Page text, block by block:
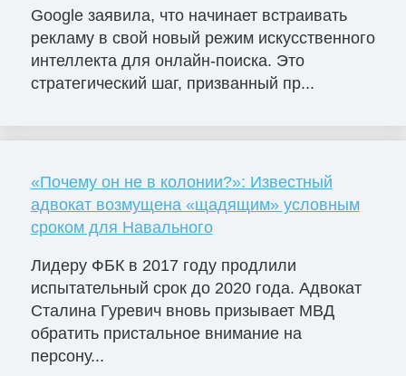
Google заявила, что начинает встраивать
рекламу в свой новый режим искусственного
интеллекта для онлайн-поиска. Это
стратегический шаг, призванный пр...
«Почему он не в колонии?»: Известный
адвокат возмущена «щадящим» условным
сроком для Навального
Лидеру ФБК в 2017 году продлили
испытательный срок до 2020 года. Адвокат
Сталина Гуревич вновь призывает МВД
обратить пристальное внимание на
персону...